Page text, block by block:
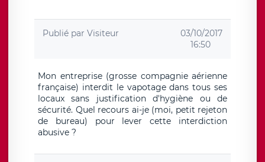
Publié par Visiteur
03/10/2017
16:50
Mon entreprise (grosse compagnie aérienne
française) interdit le vapotage dans tous ses
locaux sans justification d'hygiène ou de
sécurité. Quel recours ai-je (moi, petit rejeton
de bureau) pour lever cette interdiction
abusive ?